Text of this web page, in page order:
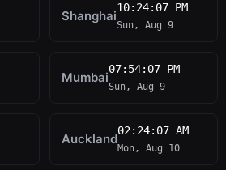
Shanghai
10:24:07 PM
Sun, Aug 9
Mumbai
07:54:07 PM
Sun, Aug 9
Auckland
02:24:07 AM
Mon, Aug 10